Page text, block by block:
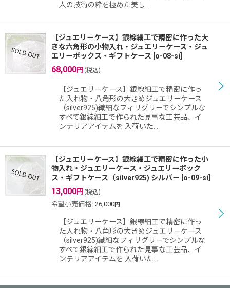
人の技術の粋を極めた美し…
【ジュエリーケース】銀線細工で精密に作った大
きな六角形の小物入れ・ジュエリーケース・ジュ
エリーボックス・ギフトケース o-08-si
68,000円 (税込)
【ジュエリーケース】銀線細工で精密に作っ
た入れ物・八角形の大きめジュエリーケース
（silver925)繊細なフィリグリーでシンプルな
すべて銀線細工で作られた見事な工芸品、イ
ンテリアアイテムを 入荷いた…
【ジュエリーケース】銀線細工で精密に作った小
物入れ・ジュエリーケース・ジュエリーボック
ス・ギフトケース（silver925) シルバー o-09-si
13,000円 (税込)
希望小売価格: 26,000円
【ジュエリーケース】銀線細工で精密に作っ
た入れ物・八角形の大きめジュエリーケース
（silver925)繊細なフィリグリーでシンプルな
すべて銀線細工で作られた見事な工芸品、イ
ンテリアアイテムを 入荷いた…